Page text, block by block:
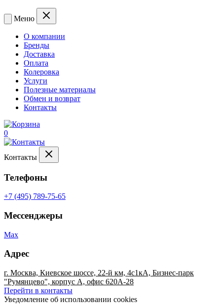
Меню
О компании
Бренды
Доставка
Оплата
Колеровка
Услуги
Полезные материалы
Обмен и возврат
Контакты
0
Контакты
Телефоны
+7 (495) 789-75-65
Мессенджеры
Max
Адрес
г. Москва, Киевское шоссе, 22-й км, 4с1кА, Бизнес-парк
"Румянцево", корпус А, офис 620А-28
Перейти в контакты
Уведомление об использовании cookies